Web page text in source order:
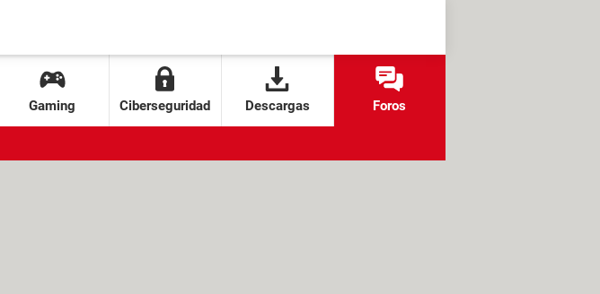
Gaming Ciberseguridad Descargas Foros